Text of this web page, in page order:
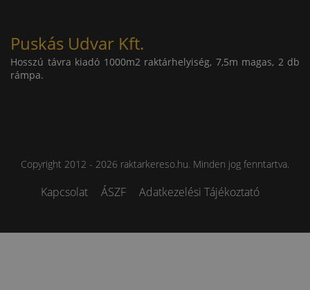
Puskás Udvar Kft.
Hosszú távra kiadó 1000m2 raktárhelyiség, 7,5m magas, 2 db
rámpa.
Copyright 2012 - 2026 raktarkereso.hu. Minden jog fenntartva.
Kapcsolat ÁSZF Adatkezelési Tájékoztató